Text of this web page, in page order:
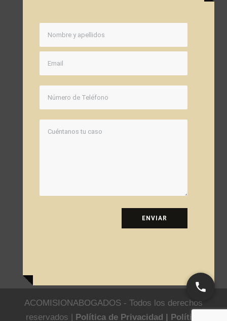
ENVIAR
ACOMISIONABOGADOS - Todos los derechos
reservados | Política de Privacidad | Política